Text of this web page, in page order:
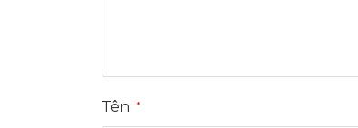
Tên *